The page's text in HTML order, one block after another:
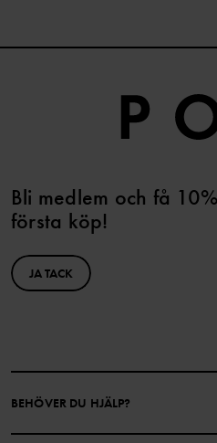
Bli medlem och få
första köp!
JA TACK
BEHÖVER DU HJÄLP?